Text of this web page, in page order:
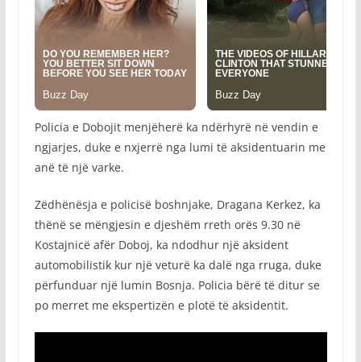
Policia e Dobojit menjëherë ka ndërhyrë në vendin e
ngjarjes, duke e nxjerrë nga lumi të aksidentuarin me
anë të një varke.
Zëdhënësja e policisë boshnjake, Dragana Kerkez, ka
thënë se mëngjesin e djeshëm rreth orës 9.30 në
Kostajnicë afër Doboj, ka ndodhur një aksident
automobilistik kur një veturë ka dalë nga rruga, duke
përfunduar një lumin Bosnja. Policia bërë të ditur se
po merret me ekspertizën e plotë të aksidentit.